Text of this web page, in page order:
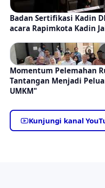
Badan Sertifikasi Kadin
acara Rapimkota Kadin
Momentum Pelemahan
Tantangan Menjadi
UMKM"
Kunjungi kanal